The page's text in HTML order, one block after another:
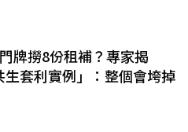
牌撈8份租補？專家揭
生套利實例」：整個會垮掉